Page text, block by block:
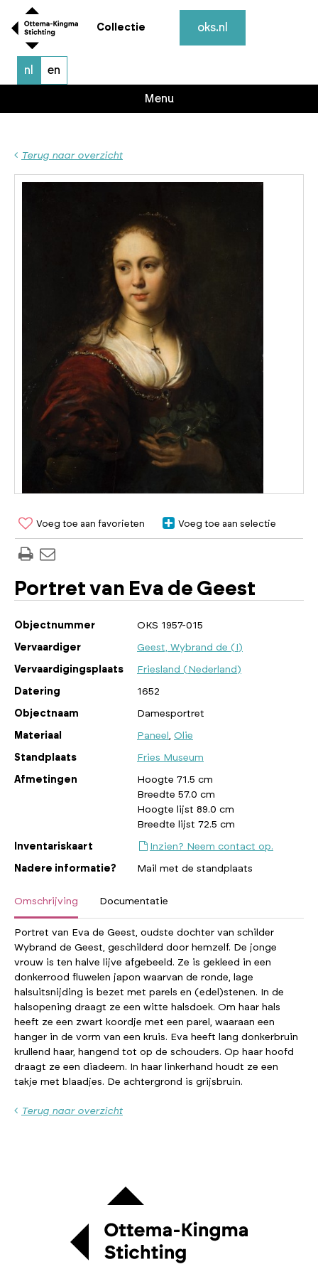
Collectie oks.nl
nl en
Menu
Terug naar overzicht
Voeg toe aan favorieten Voeg toe aan selectie
Portret van Eva de Geest
Objectnummer OKS 1957-015
Vervaardiger Geest, Wybrand de (I)
Vervaardigingsplaats Friesland (Nederland)
Datering 1652
Objectnaam Damesportret
Materiaal Paneel Olie
Standplaats Fries Museum
Afmetingen
Hoogte 71.5 cm
Breedte 57.0 cm
Hoogte lijst 89.0 cm
Breedte lijst 72.5 cm
Inventariskaart Inzien? Neem contact op.
Nadere informatie? Mail met de standplaats
Omschrijving Documentatie
Portret van Eva de Geest, oudste dochter van schilder
Wybrand de Geest, geschilderd door hemzelf. De jonge
vrouw is ten halve lijve afgebeeld. Ze is gekleed in een
donkerrood fluwelen japon waarvan de ronde, lage
halsuitsnijding is bezet met parels en (edel)stenen. In de
halsopening draagt ze een witte halsdoek. Om haar hals
heeft ze een zwart koordje met een parel, waaraan een
hanger in de vorm van een kruis. Eva heeft lang donkerbruin
krullend haar, hangend tot op de schouders. Op haar hoofd
draagt ze een diadeem. In haar linkerhand houdt ze een
takje met blaadjes. De achtergrond is grijsbruin.
Terug naar overzicht